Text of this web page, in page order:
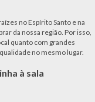
no Espírito Santo e na
da nossa região. Por isso,
quanto com grandes
no mesmo lugar.
à sala